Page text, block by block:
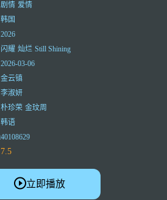
剧情 爱情
韩国
2026
闪耀 灿烂 Still Shining
2026-03-06
金云镇
李淑妍
朴珍荣 金玟周
韩语
7.5
立即播放